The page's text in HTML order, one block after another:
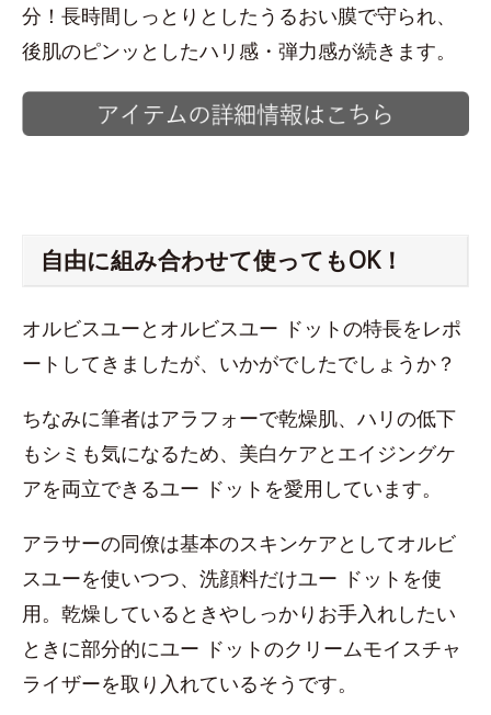
分！長時間しっとりとしたうるおい膜で守られ、
後肌のピンッとしたハリ感・弾力感が続きます。
自由に組み合わせて使ってもOK！
オルビスユーとオルビスユー ドットの特長をレポ
ートしてきましたが、いかがでしたでしょうか？
ちなみに筆者はアラフォーで乾燥肌、ハリの低下
もシミも気になるため、美白ケアとエイジングケ
アを両立できるユー ドットを愛用しています。
アラサーの同僚は基本のスキンケアとしてオルビ
スユーを使いつつ、洗顔料だけユー ドットを使
用。乾燥しているときやしっかりお手入れしたい
ときに部分的にユー ドットのクリームモイスチャ
ライザーを取り入れているそうです。